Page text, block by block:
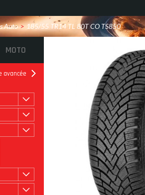
Auto > 185/55 TR14 TL 80T CO TS850
MOTO
avancée
ROULAGE À PLAT